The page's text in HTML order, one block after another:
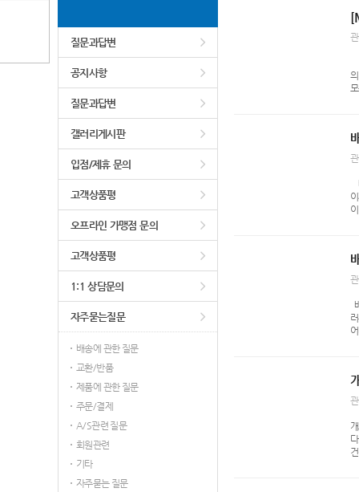
질문과답변
공지사항
질문과답변
갤러리게시판
입점/제휴 문의
고객상품평
오프라인 가맹점 문의
고객상품평
1:1 상담문의
자주묻는질문
배송에 관한 질문
교환/반품
제품에 관한 질문
주문/결제
A/S관련 질문
회원관련
기타
자주묻는 질문